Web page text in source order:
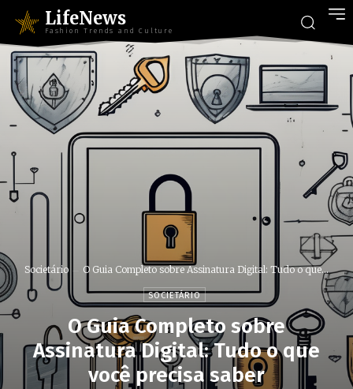
LifeNews
Fashion Trends and Culture
Societário O Guia Completo sobre Assinatura Digital: Tudo o que...
SOCIETÁRIO
O Guia Completo sobre
Assinatura Digital: Tudo o que
você precisa saber